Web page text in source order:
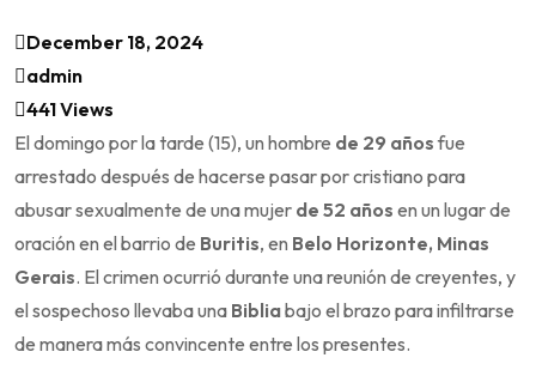
December 18, 2024
admin
441 Views
El domingo por la tarde (15), un hombre de 29 añosfue
arrestado después de hacerse pasar por cristiano para
abusar sexualmente de una mujer de 52 años en un lugar de
oración en el barrio de Buritis, en Belo Horizonte, Minas
Gerais. El crimen ocurrió durante una reunión de creyentes, y
el sospechoso llevaba una Bibliabajo el brazo para infiltrarse
de manera más convincente entre los presentes.